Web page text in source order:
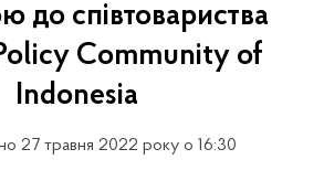
до співтовариства
Community of
Indonesia
27 травня 2022 року о 16:30